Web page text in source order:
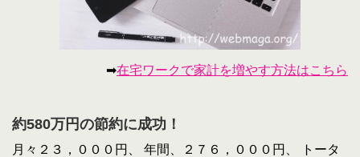
➡在宅ワークで家計を増やす方法はこちら
約580万円の節約に成功！
月々２３，０００円、 年間、２７６，０００円、 トータ